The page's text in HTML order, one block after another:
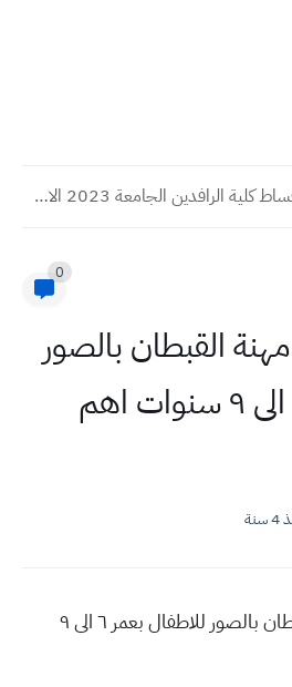
اقساط كلية الرافدين الجامعة 2023 الاجور الدراسية
0
القبطان بالصور
للاطفال بعمر ٦ الى ٩ سنوات اهم
وسائل تعليمية مهنة القبطان بالصور للاطفال بعمر ٦ الى ٩